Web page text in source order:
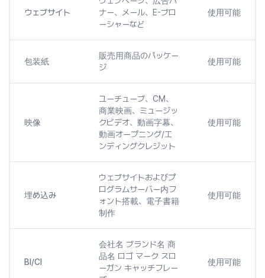
ウェブサイト
ナー、メール、E-ブロ
ーシャーなど
使用可能
包装紙
販売用商品のパッケー
ジ
使用可能
映像
ユーチューブ、CM、
商業映画、ミュージッ
クビデオ、動画字幕、
動画オープニング/エ
ンディングクレジット
使用可能
埋め込み
ウェブサイトおよびプ
ログラムサーバー内フ
ォント搭載、電子書籍
制作
使用可能
BI/CI
会社名 ブランド名 商
品名 ロゴ マーク スロ
ーガン キャッチフレー
使用可能